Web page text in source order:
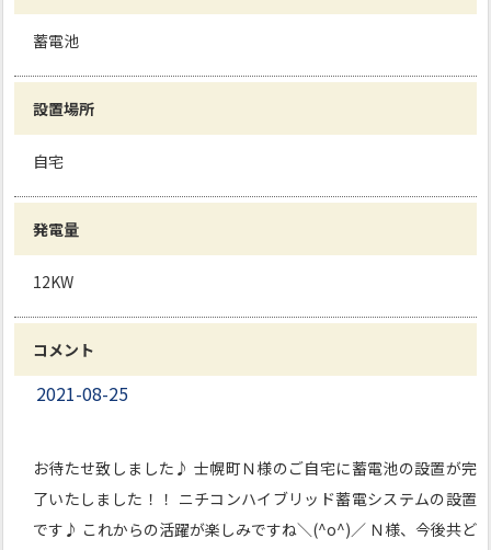
蓄電池
設置場所
自宅
発電量
12KW
コメント
2021-08-25
お待たせ致しました♪ 士幌町Ｎ様のご自宅に蓄電池の設置が完
了いたしました！！ ニチコンハイブリッド蓄電システムの設置
です♪ これからの活躍が楽しみですね＼(^o^)／ Ｎ様、今後共ど